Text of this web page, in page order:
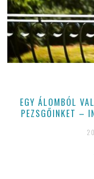
EGY ÁLOMBÓL
PEZSGŐINKET –